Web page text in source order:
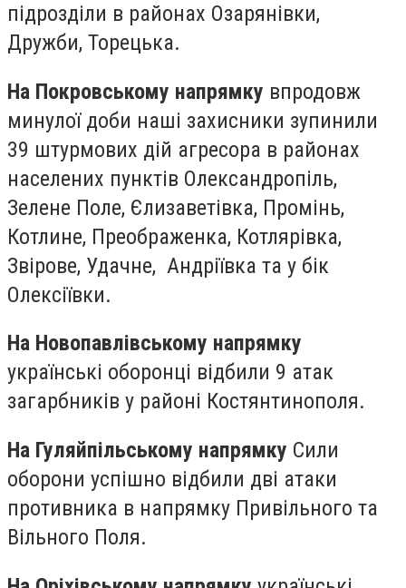
підрозділи в районах Озарянівки,
Дружби, Торецька.
На Покровському напрямку впродовж
минулої доби наші захисники зупинили
39 штурмових дій агресора в районах
населених пунктів Олександропіль,
Зелене Поле, Єлизаветівка, Промінь,
Котлине, Преображенка, Котлярівка,
Звірове, Удачне, Андріївка та у бік
Олексіївки.
На Новопавлівському напрямку
українські оборонці відбили 9 атак
загарбників у районі Костянтинополя.
На Гуляйпільському напрямку Сили
оборони успішно відбили дві атаки
противника в напрямку Привільного та
Вільного Поля.